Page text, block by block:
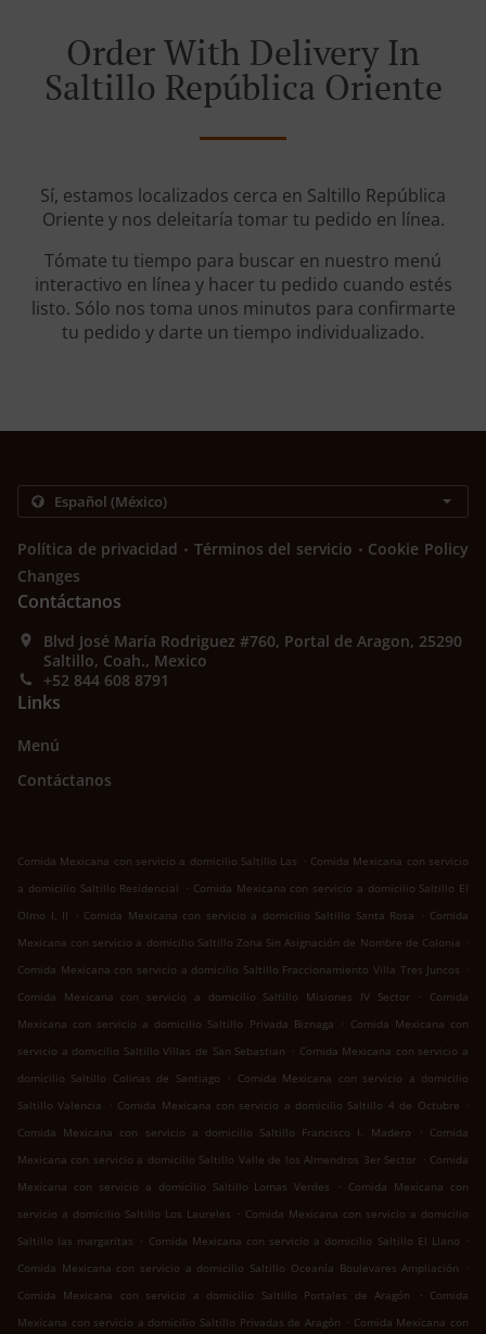
Order With Delivery In
Saltillo República Oriente
Sí, estamos localizados cerca en Saltillo República
Oriente y nos deleitaría tomar tu pedido en línea.
Tómate tu tiempo para buscar en nuestro menú
interactivo en línea y hacer tu pedido cuando estés
listo. Sólo nos toma unos minutos para confirmarte
tu pedido y darte un tiempo individualizado.
Política de privacidad . Términos del servicio . Cookie Policy
Changes
Contáctanos
Blvd José María Rodriguez #760, Portal de Aragon, 25290
Saltillo, Coah., Mexico
+52 844 608 8791
Links
Menú
Contáctanos
Comida Mexicana con servicio a domicilio Saltillo Las . Comida Mexicana con servicio
a domicilio Saltillo Residencial . Comida Mexicana con servicio a domicilio Saltillo El
Olmo I, II
. Comida Mexicana con servicio a domicilio Saltillo Santa Rosa . Comida
Mexicana con servicio a domicilio Saltillo Zona Sin Asignación de Nombre de Colonia .
Comida Mexicana con servicio a domicilio Saltillo Fraccionamiento Villa Tres Juncos .
Comida Mexicana con servicio a domicilio Saltillo Misiones IV Sector
.
Comida
Mexicana con servicio a domicilio Saltillo Privada Biznaga
. Comida Mexicana con
servicio a domicilio Saltillo Villas de San Sebastian . Comida Mexicana con servicio a
domicilio Saltillo Colinas de Santiago
. Comida Mexicana con servicio a domicilio
Saltillo Valencia
. Comida Mexicana con servicio a domicilio Saltillo 4 de Octubre .
Comida Mexicana con servicio a domicilio Saltillo Francisco I. Madero
. Comida
Mexicana con servicio a domicilio Saltillo Valle de los Almendros 3er Sector . Comida
Mexicana con servicio a domicilio Saltillo Lomas Verdes
. Comida Mexicana con
servicio a domicilio Saltillo Los Laureles . Comida Mexicana con servicio a domicilio
Saltillo las margaritas . Comida Mexicana con servicio a domicilio Saltillo El Llano .
Comida Mexicana con servicio a domicilio Saltillo Oceanía Boulevares Ampliación
.
Comida Mexicana con servicio a domicilio Saltillo Portales de Aragón
. Comida
Mexicana con servicio a domicilio Saltillo Privadas de Aragón . Comida Mexicana con